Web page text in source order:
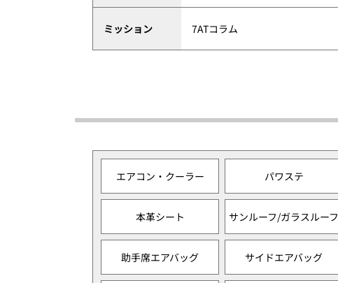
ミッション 7ATコラム
エアコン・クーラー パワステ
本革シート サンルーフ/ガラスルーフ
助手席エアバッグ サイドエアバッグ